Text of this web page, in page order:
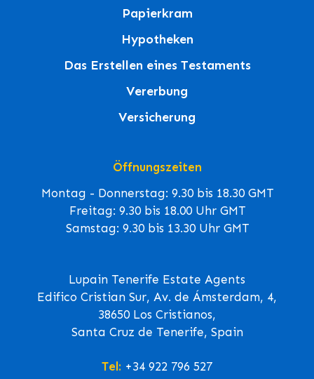
Papierkram
Hypotheken
Das Erstellen eines Testaments
Vererbung
Versicherung
Öffnungszeiten
Montag - Donnerstag: 9.30 bis 18.30 GMT
Freitag: 9.30 bis 18.00 Uhr GMT
Samstag: 9.30 bis 13.30 Uhr GMT
Lupain Tenerife Estate Agents
Edifico Cristian Sur, Av. de Ámsterdam, 4,
38650 Los Cristianos,
Santa Cruz de Tenerife, Spain
Tel: +34 922 796 527